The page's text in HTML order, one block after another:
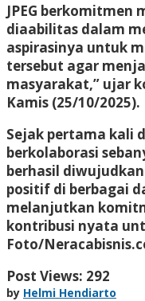
JPEG berkomitmen
diaabilitas dalam
aspirasinya untuk
tersebut agar
masyarakat,” ujar
Kamis (25/10/2025).
Sejak pertama kali
berkolaborasi
berhasil
positif di berbagai
melanjutkan
kontribusi nyata
Foto/
Post Views: 292
by Helmi Hendiarto